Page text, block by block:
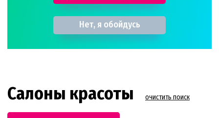
Нет, я обойдусь
Салоны красоты очистить поиск